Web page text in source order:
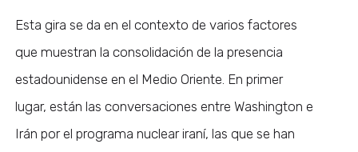
Esta gira se da en el contexto de varios factores
que muestran la consolidación de la presencia
estadounidense en el Medio Oriente. En primer
lugar, están las conversaciones entre Washington e
Irán por el programa nuclear iraní, las que se han